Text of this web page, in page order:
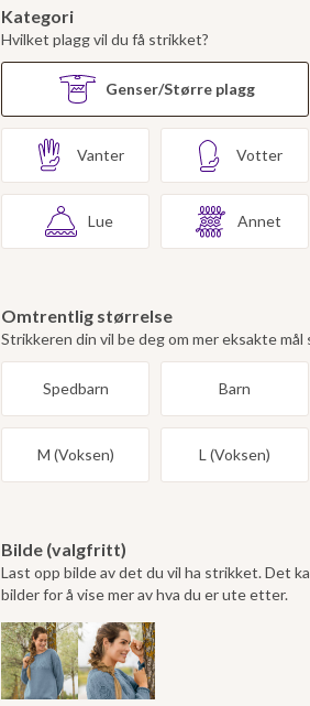
Kategori
Hvilket plagg vil du få strikket?
Genser/Større plagg
Vanter Votter
Lue Annet
Omtrentlig størrelse
Strikkeren din vil be deg om mer eksakte mål
Spedbarn Barn
M (Voksen) L (Voksen)
Bilde (valgfritt)
Last opp bilde av det du vil ha strikket. Det
bilder for å vise mer av hva du er ute etter.